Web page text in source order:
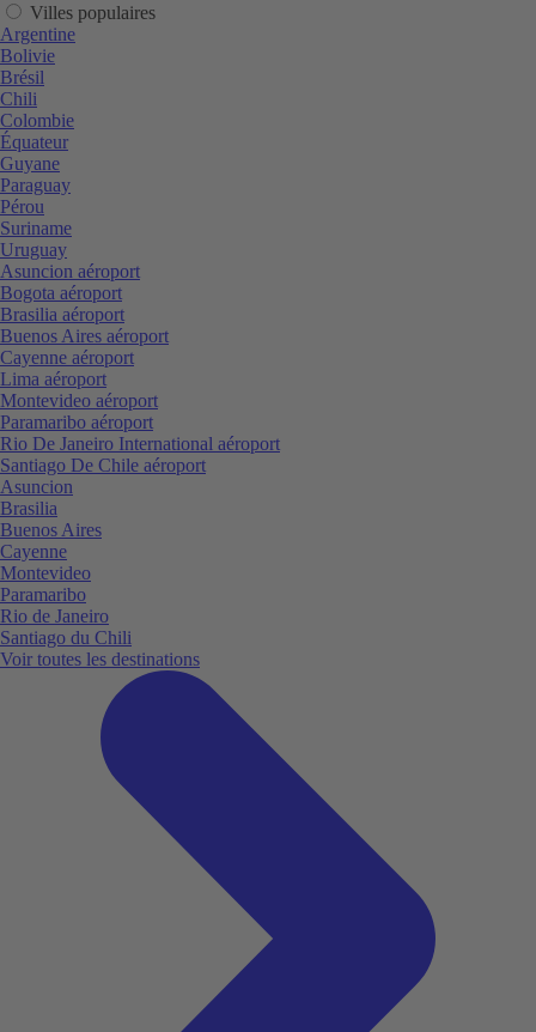
Villes populaires
Argentine
Bolivie
Brésil
Chili
Colombie
Équateur
Guyane
Paraguay
Pérou
Suriname
Uruguay
Asuncion aéroport
Bogota aéroport
Brasilia aéroport
Buenos Aires aéroport
Cayenne aéroport
Lima aéroport
Montevideo aéroport
Paramaribo aéroport
Rio De Janeiro International aéroport
Santiago De Chile aéroport
Asuncion
Brasilia
Buenos Aires
Cayenne
Montevideo
Paramaribo
Rio de Janeiro
Santiago du Chili
Voir toutes les destinations